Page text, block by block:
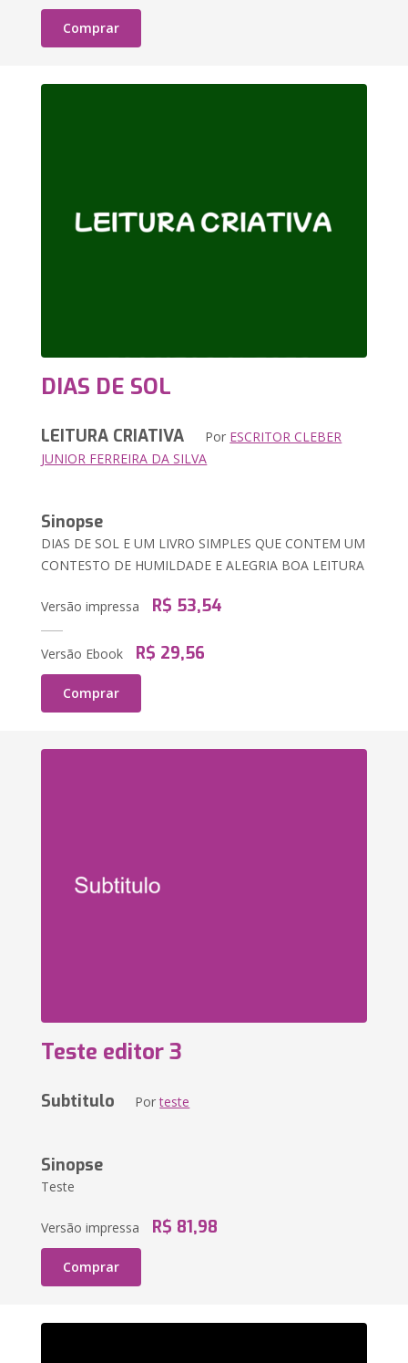
Comprar
DIAS DE SOL
LEITURA CRIATIVA Por ESCRITOR CLEBER
JUNIOR FERREIRA DA SILVA
Sinopse
DIAS DE SOL E UM LIVRO SIMPLES QUE CONTEM UM
CONTESTO DE HUMILDADE E ALEGRIA BOA LEITURA
Versão impressa R$ 53,54
Versão Ebook R$ 29,56
Comprar
Teste editor 3
Subtitulo Porteste
Sinopse
Teste
Versão impressa R$ 81,98
Comprar